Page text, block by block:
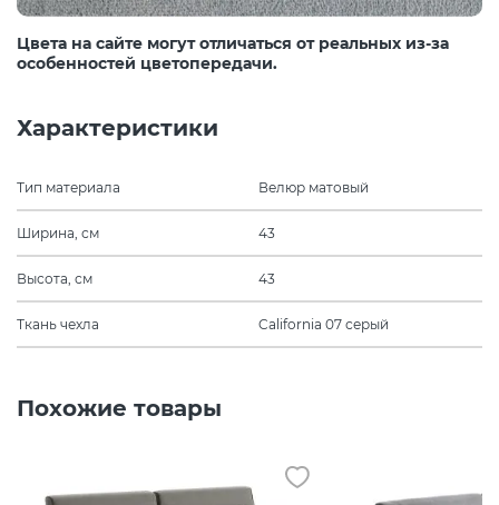
Цвета на сайте могут отличаться от реальных из-за
особенностей цветопередачи.
Характеристики
Тип материала Велюр матовый
Ширина, см 43
Высота, см 43
Ткань чехла California 07 серый
Похожие товары